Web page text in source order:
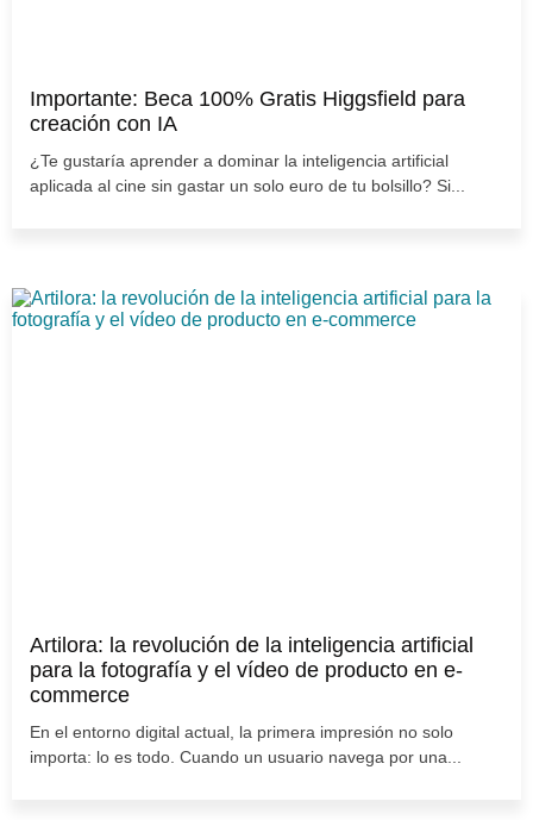
Importante: Beca 100% Gratis Higgsfield para
creación con IA
¿Te gustaría aprender a dominar la inteligencia artificial
aplicada al cine sin gastar un solo euro de tu bolsillo? Si...
Artilora: la revolución de la inteligencia artificial
para la fotografía y el vídeo de producto en e-
commerce
En el entorno digital actual, la primera impresión no solo
importa: lo es todo. Cuando un usuario navega por una...